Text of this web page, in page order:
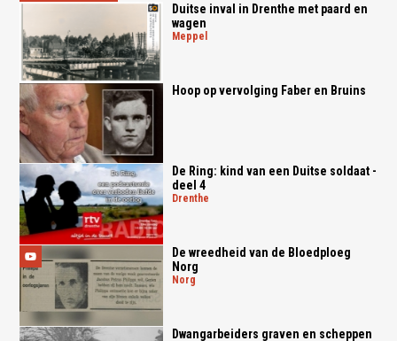
Duitse inval in Drenthe met paard en
wagen
meppel
Hoop op vervolging Faber en Bruins
De Ring: kind van een Duitse soldaat -
deel 4
drenthe
De wreedheid van de Bloedploeg
Norg
norg
Dwangarbeiders graven en scheppen